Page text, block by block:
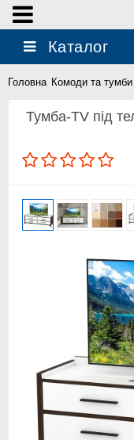
Каталог
Головна Комоди та тумби
Тумба-TV під